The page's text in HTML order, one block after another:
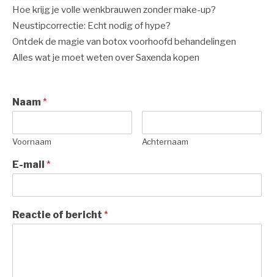
Hoe krijg je volle wenkbrauwen zonder make-up?
Neustipcorrectie: Echt nodig of hype?
Ontdek de magie van botox voorhoofd behandelingen
Alles wat je moet weten over Saxenda kopen
Naam*
Voornaam Achternaam
E-mail *
Reactie of bericht *